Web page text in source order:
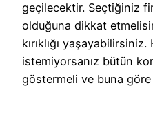
geçilecektir. Seçtiğiniz
olduğuna dikkat
kırıklığı yaşayabilirsiniz.
istemiyorsanız bütün
göstermeli ve buna göre